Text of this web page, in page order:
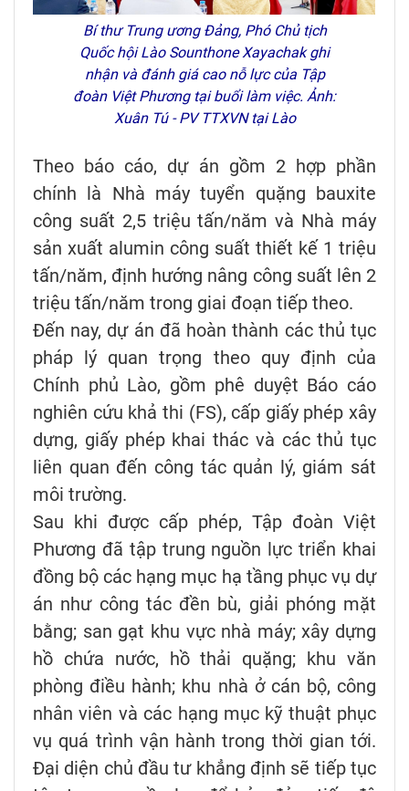
Bí thư Trung ương Đảng, Phó Chủ tịch
Quốc hội Lào Sounthone Xayachak ghi
nhận và đánh giá cao nỗ lực của Tập
đoàn Việt Phương tại buổi làm việc. Ảnh:
Xuân Tú - PV TTXVN tại Lào
Theo báo cáo, dự án gồm 2 hợp phần
chính là Nhà máy tuyển quặng bauxite
công suất 2,5 triệu tấn/năm và Nhà máy
sản xuất alumin công suất thiết kế 1 triệu
tấn/năm, định hướng nâng công suất lên 2
triệu tấn/năm trong giai đoạn tiếp theo.
Đến nay, dự án đã hoàn thành các thủ tục
pháp lý quan trọng theo quy định của
Chính phủ Lào, gồm phê duyệt Báo cáo
nghiên cứu khả thi (FS), cấp giấy phép xây
dựng, giấy phép khai thác và các thủ tục
liên quan đến công tác quản lý, giám sát
môi trường.
Sau khi được cấp phép, Tập đoàn Việt
Phương đã tập trung nguồn lực triển khai
đồng bộ các hạng mục hạ tầng phục vụ dự
án như công tác đền bù, giải phóng mặt
bằng; san gạt khu vực nhà máy; xây dựng
hồ chứa nước, hồ thải quặng; khu văn
phòng điều hành; khu nhà ở cán bộ, công
nhân viên và các hạng mục kỹ thuật phục
vụ quá trình vận hành trong thời gian tới.
Đại diện chủ đầu tư khẳng định sẽ tiếp tục